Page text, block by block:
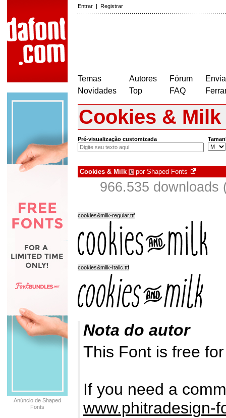
Entrar | Registrar
Temas
Novidades
Autores
Top
Fórum
FAQ
Anúncio de Shaped
Fonts
Cookies & Milk
Pré-visualização customizada
Cookies & Milk € por Shaped Fonts
966.535 downloads
cookies&milk-regular.ttf
cookies&milk-Italic.ttf
Nota do autor
This Font is free
If you need a
www.phitradesign-